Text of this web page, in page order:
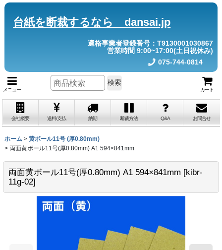
台紙を断裁するなら dansai.jp
適格事業者登録番号：T9130001030867
営業時間 9:00~17:00(土日祝休み)
075-744-0814
メニュー カート
検索
会社概要 送料/支払 納期 断裁方法 Q&A お問合せ
ホーム > 黄ボール11号 (厚0.80mm)
> 両面黄ボール11号(厚0.80mm) A1 594×841mm
両面黄ボール11号(厚0.80mm) A1 594×841mm [kibr-
11g-02]